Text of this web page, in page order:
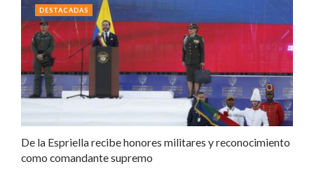
De la Espriella recibe honores militares y reconocimiento
como comandante supremo
DESTACADAS